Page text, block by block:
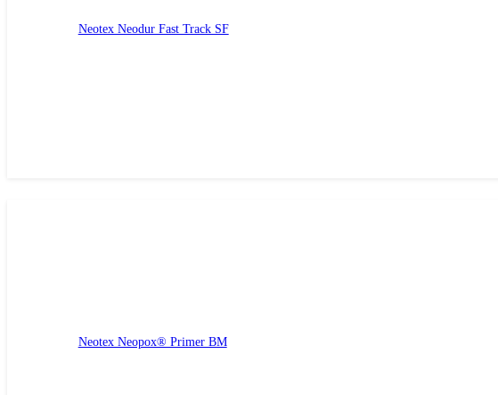
Neotex Neodur Fast Track SF
Neotex Neopox® Primer BM